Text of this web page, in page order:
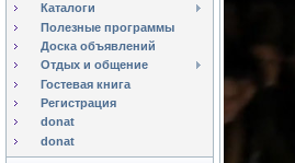
Каталоги
Полезные программы
Доска объявлений
Отдых и общение
Гостевая книга
Регистрация
donat
donat